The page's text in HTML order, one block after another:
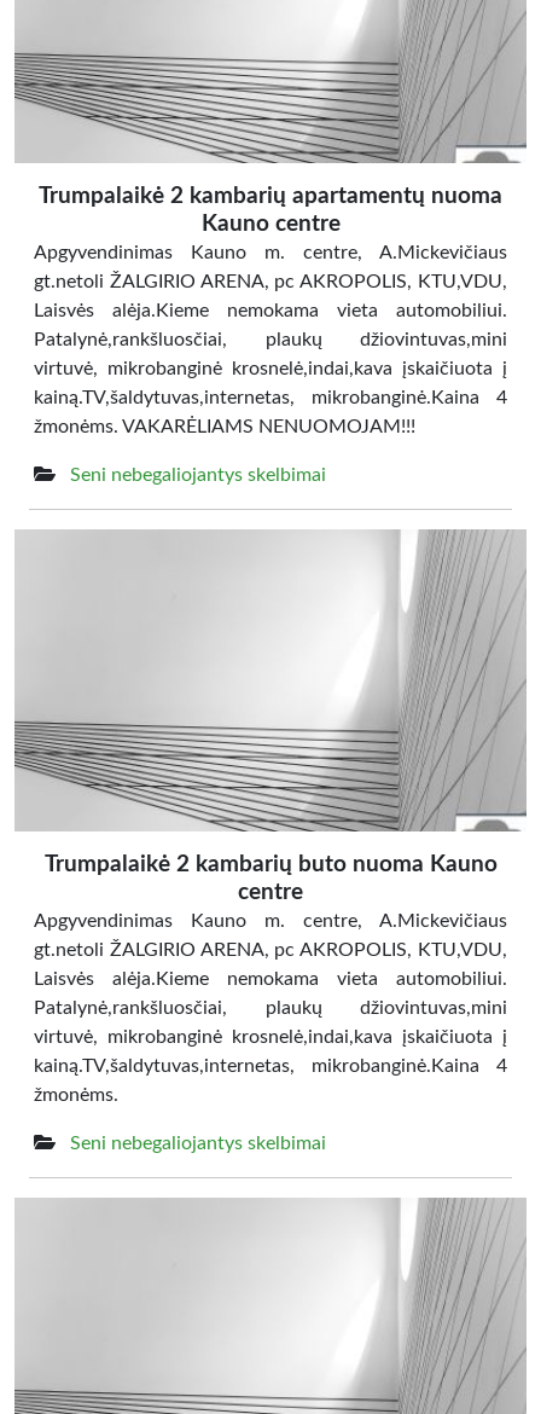
Trumpalaikė 2 kambarių apartamentų nuoma
Kauno centre
Apgyvendinimas Kauno m. centre, A.Mickevičiaus
gt.netoli ŽALGIRIO ARENA, pc AKROPOLIS, KTU,VDU,
Laisvės alėja.Kieme nemokama vieta automobiliui.
Patalynė,rankšluosčiai, plaukų džiovintuvas,mini
virtuvė, mikrobanginė krosnelė,indai,kava įskaičiuota į
kainą.TV,šaldytuvas,internetas, mikrobanginė.Kaina 4
žmonėms. VAKARĖLIAMS NENUOMOJAM!!!
Seni nebegaliojantys skelbimai
Trumpalaikė 2 kambarių buto nuoma Kauno
centre
Apgyvendinimas Kauno m. centre, A.Mickevičiaus
gt.netoli ŽALGIRIO ARENA, pc AKROPOLIS, KTU,VDU,
Laisvės alėja.Kieme nemokama vieta automobiliui.
Patalynė,rankšluosčiai, plaukų džiovintuvas,mini
virtuvė, mikrobanginė krosnelė,indai,kava įskaičiuota į
kainą.TV,šaldytuvas,internetas, mikrobanginė.Kaina 4
žmonėms.
Seni nebegaliojantys skelbimai